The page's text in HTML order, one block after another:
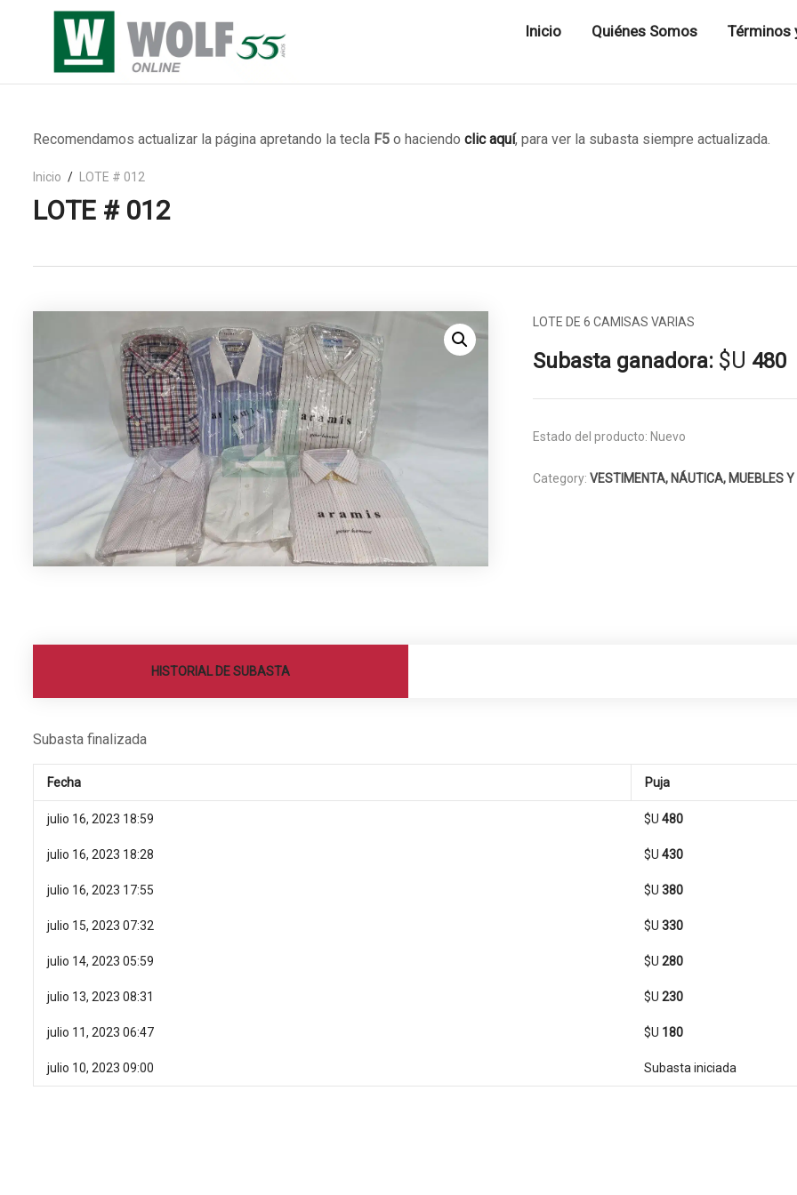
Inicio Quiénes Somos Términos
Recomendamos actualizar la página apretando la tecla F5 o haciendo clic aquí, para ver la subasta siempre actualizada.
Inicio LOTE # 012
LOTE # 012
LOTE DE 6 CAMISAS VARIAS
Subasta ganadora:$U 480
Estado del producto: Nuevo
Category: VESTIMENTA, NÁUTICA, MUEBLES
HISTORIAL DE SUBASTA
Subasta finalizada
Fecha Puja
julio 16, 2023 18:59 $U 480
julio 16, 2023 18:28 $U 430
julio 16, 2023 17:55 $U 380
julio 15, 2023 07:32 $U 330
julio 14, 2023 05:59 $U 280
julio 13, 2023 08:31 $U 230
julio 11, 2023 06:47 $U 180
julio 10, 2023 09:00 Subasta iniciada